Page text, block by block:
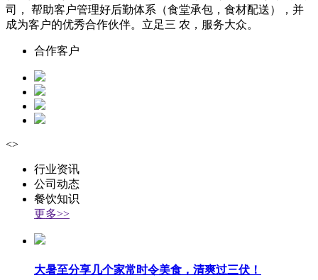
司， 帮助客户管理好后勤体系（食堂承包，食材配送），并
成为客户的优秀合作伙伴。立足三 农，服务大众。
合作客户
<>
行业资讯
公司动态
餐饮知识
更多>>
大暑至分享几个家常时令美食，清爽过三伏！